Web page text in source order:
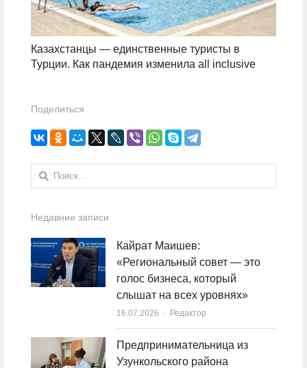
Казахстанцы — единственные туристы в
Турции. Как пандемия изменила all inclusive
Поделиться
Найти:
Недавние записи
Кайрат Маишев:
«Региональный совет — это
голос бизнеса, который
слышат на всех уровнях»
16.07.2026 Author
Редактор
Предпринимательница из
Узункольского района